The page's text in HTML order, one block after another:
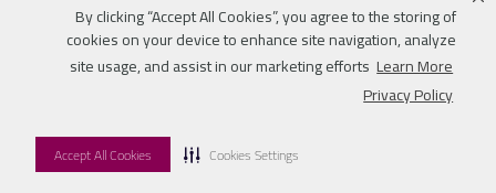
By clicking “Accept All Cookies”, you agree to the storing of
cookies on your device to enhance site navigation, analyze
site usage, and assist in our marketing efforts Learn More
Privacy Policy
Accept All Cookies Cookies Settings
LinkedinInstagramfacebookWhatsapp
twitteryoutube
للاتصال بنا تحميل الوسائط خريطة الموقع سياسة الخصوصية
© 2026 QNB